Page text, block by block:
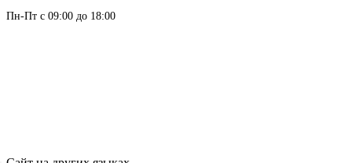
Пн-Пт с 09:00 до 18:00